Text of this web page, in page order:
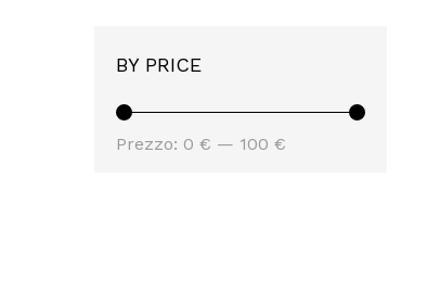
BY PRICE
Prezzo: 0 € — 100 €